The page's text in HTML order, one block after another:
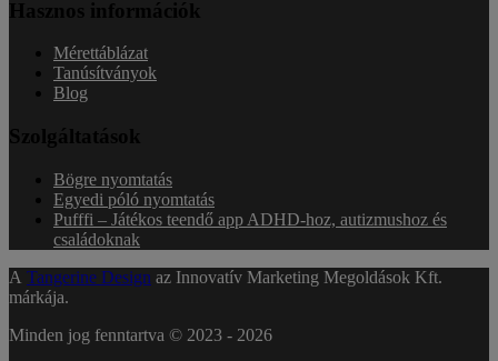
Hasznos információk
Mérettáblázat
Tanúsítványok
Blog
Szolgáltatások
Bögre nyomtatás
Egyedi póló nyomtatás
Pufffi – Játékos teendő app ADHD-hoz, autizmushoz és
családoknak
A Tangerine Design az Innovatív Marketing Megoldások Kft.
márkája.
Minden jog fenntartva © 2023 - 2026